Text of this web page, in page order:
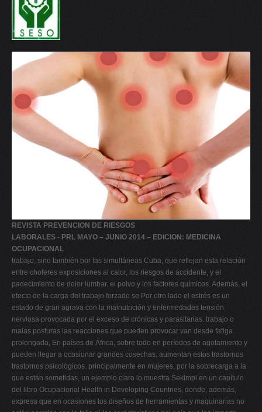
REVISTA PREVENCION DE RIESGOS
LABORALES - PRL MAYO – JUNIO 2014 – EDICION: MEDICINA
OCUPACIONAL
trabajo, sino también por las simultáneas Cuba, que reflejan esta relación
entre choferes exposiciones al calor, los riesgos de accidente, y el
padecimiento de dolor lumbar. el polvo y los factores químicos. Además, el
efecto de la carga del trabajo forzado se Por otro lado el estrés es un
estado de gran agrava con la malnutrición y enfermedades tensión
nerviosa provocada por el exceso de crónicas y parasitarias. trabajo o
malas posturas las reacciones que pueden provocar van desde fatiga
prolongada, En países de África, sobre todo en períodos de agotamiento y
pueden llegar a ocasionar grandes cosechas, aumentan estos trastornos
trastornos psicológicos. principalmente en mujeres, por la sobrecarga a la
que están sometidas, un ejemplo claro lo muestra Sekimpi en un capítulo
del libro Ocupacional Health in Developing Countries, donde, además,
expresa que en ocasiones los diseños de herramientas y maquinarias no